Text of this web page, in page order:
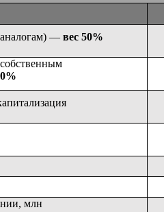
аналогам) —вес 50%
млн